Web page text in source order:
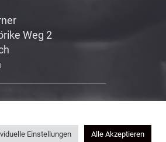
Weg 2
Einstellungen Alle Akzeptieren